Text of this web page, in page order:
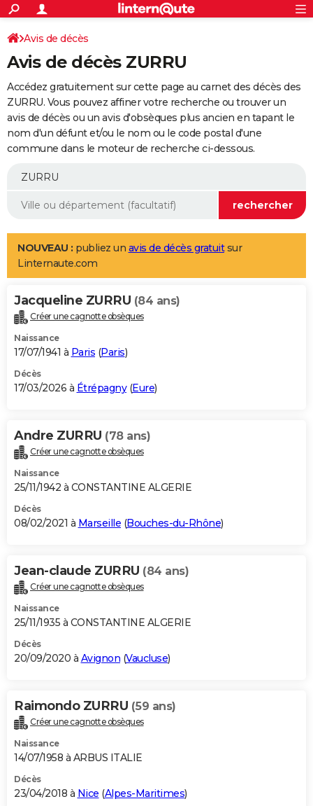
ACTUALITÉS
Politique
Société
Faits Divers
Education
Monde
Villes
+
SPORT
Coupe du monde 2026
Football
Tennis
Cyclisme
Rugby
Forum
Programme TV
TNT
Streaming
Cinéma
Sorties cinéma
Musique
+
FINANCE
Retraite
Epargne
Immobilier
Risques naturels par ville
Banque
Assurance
AUTO
Essais
Réserver un essai
Citadines
Berlines
SUV
Forum auto
+
Mobiles
Meilleur smartphone
Internet
Ordinateurs
Jeux vidéo
Guide high-tech
Aménagement intérieur
LIFESTYLE
Art de vivre
Bien-être
Loisirs
Mode
Modes de vie
Alimentation
Guide de la santé
Maladies
Médicaments
Sommeil
VOYAGE
Destinations
City break
Voyage nature
Voyage de noces
Forum
Climat
+PHOTO
GUIDES D'ACHAT
BONS PLANS
Carte de Noël
Carte Bonne année
Carte Saint-Valentin
Carte Pâques
Carte d'anniversaire
DICTIONNAIRE
Dictionnaire
Biographies
Citations
Expressions
Proverbes
PROGRAMME TV
S'inscrire
Se connecter
Lycées
Collèges
Primaires
Universités
Entreprises
Service militaire
Avis de recherche
AVIS DE DÉCÈS
Bricolage
Lifestyle
Culture
Sport
Auto
Television
Voyage
Cinema
Avis de décès
Avis de décès ZURRU
Accédez gratuitement sur cette page au carnet des décès des
ZURRU. Vous pouvez affiner votre recherche ou trouver un
avis de décès ou un avis d'obsèques plus ancien en tapant le
nom d'un défunt et/ou le nom ou le code postal d'une
commune dans le moteur de recherche ci-dessous.
NOUVEAU : publiez un avis de décès gratuitsur
Linternaute.com
Jacqueline ZURRU (84 ans)
Créer une cagnotte obsèques
Naissance
17/07/1941 à Paris (Paris)
Décès
17/03/2026 à Étrépagny(Eure)
Andre ZURRU (78 ans)
Créer une cagnotte obsèques
Naissance
25/11/1942 à CONSTANTINE ALGERIE
Décès
08/02/2021 à Marseille (Bouches-du-Rhône)
Jean-claude ZURRU (84 ans)
Créer une cagnotte obsèques
Naissance
25/11/1935 à CONSTANTINE ALGERIE
Décès
20/09/2020 à Avignon (Vaucluse)
Raimondo ZURRU (59 ans)
Créer une cagnotte obsèques
Naissance
14/07/1958 à ARBUS ITALIE
Décès
23/04/2018 à Nice (Alpes-Maritimes)